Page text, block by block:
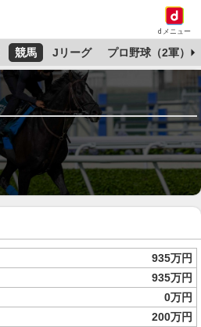
dメニュー
競馬 Jリーグ プロ野球（2軍）
935万円
935万円
0万円
200万円